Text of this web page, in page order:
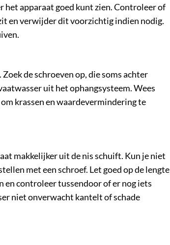
het apparaat goed kunt zien. Controleer of
en verwijder dit voorzichtig indien nodig.
de schroeven op, die soms achter
uit het ophangsysteem. Wees
krassen en waardevermindering te
makkelijker uit de nis schuift. Kun je niet
met een schroef. Let goed op de lengte
en controleer tussendoor of er nog iets
niet onverwacht kantelt of schade